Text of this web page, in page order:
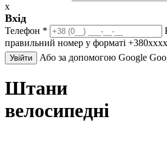
x
Вхід
Телефон *
правильний номер у форматі
Увійти Або за допомогою Google
Штани
велосипедні